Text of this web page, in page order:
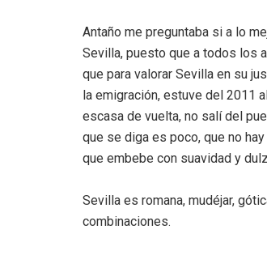
Antaño me preguntaba si a lo
Sevilla, puesto que a todos los
que para valorar Sevilla en su
la emigración, estuve del 2011
escasa de vuelta, no salí del
que se diga es poco, que no
que embebe con suavidad y
Sevilla es romana, mudéjar,
combinaciones.